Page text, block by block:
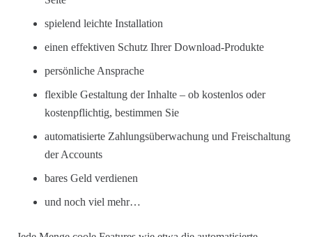
spielend leichte Installation
einen effektiven Schutz Ihrer Download-Produkte
persönliche Ansprache
flexible Gestaltung der Inhalte – ob kostenlos oder
kostenpflichtig, bestimmen Sie
automatisierte Zahlungsüberwachung und Freischaltung
der Accounts
bares Geld verdienen
und noch viel mehr…